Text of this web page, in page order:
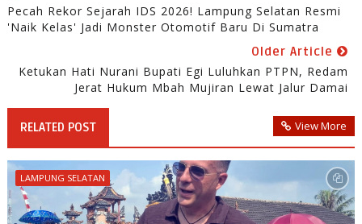
Pecah Rekor Sejarah IDS 2026! Lampung Selatan Resmi
'Naik Kelas' Jadi Monster Otomotif Baru Di Sumatra
Older Article
Ketukan Hati Nurani Bupati Egi Luluhkan PTPN, Redam
Jerat Hukum Mbah Mujiran Lewat Jalur Damai
RELATED POST View More
LAMPUNG SELATAN